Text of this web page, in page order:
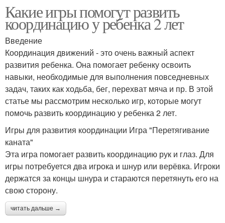
Какие игры помогут развить
координацию у ребенка 2 лет
Введение
Координация движений - это очень важный аспект
развития ребенка. Она помогает ребенку освоить
навыки, необходимые для выполнения повседневных
задач, таких как ходьба, бег, перехват мяча и пр. В этой
статье мы рассмотрим несколько игр, которые могут
помочь развить координацию у ребенка 2 лет.
Игры для развития координации Игра "Перетягивание
каната"
Эта игра помогает развить координацию рук и глаз. Для
игры потребуется два игрока и шнур или верёвка. Игроки
держатся за концы шнура и стараются перетянуть его на
свою сторону.
читать дальше →